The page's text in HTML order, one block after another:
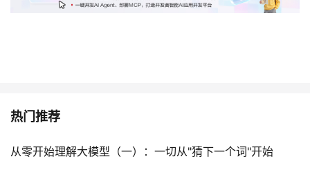
热门推荐
从零开始理解大模型（一）：一切从"猜下一个词"开始